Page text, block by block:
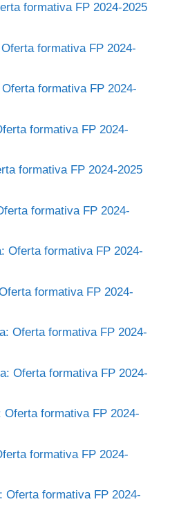
formativa FP 2024-2025
formativa FP 2024-
formativa FP 2024-
formativa FP 2024-
formativa FP 2024-2025
formativa FP 2024-
Oferta formativa FP 2024-
formativa FP 2024-
Oferta formativa FP 2024-
Oferta formativa FP 2024-
formativa FP 2024-
formativa FP 2024-
Oferta formativa FP 2024-